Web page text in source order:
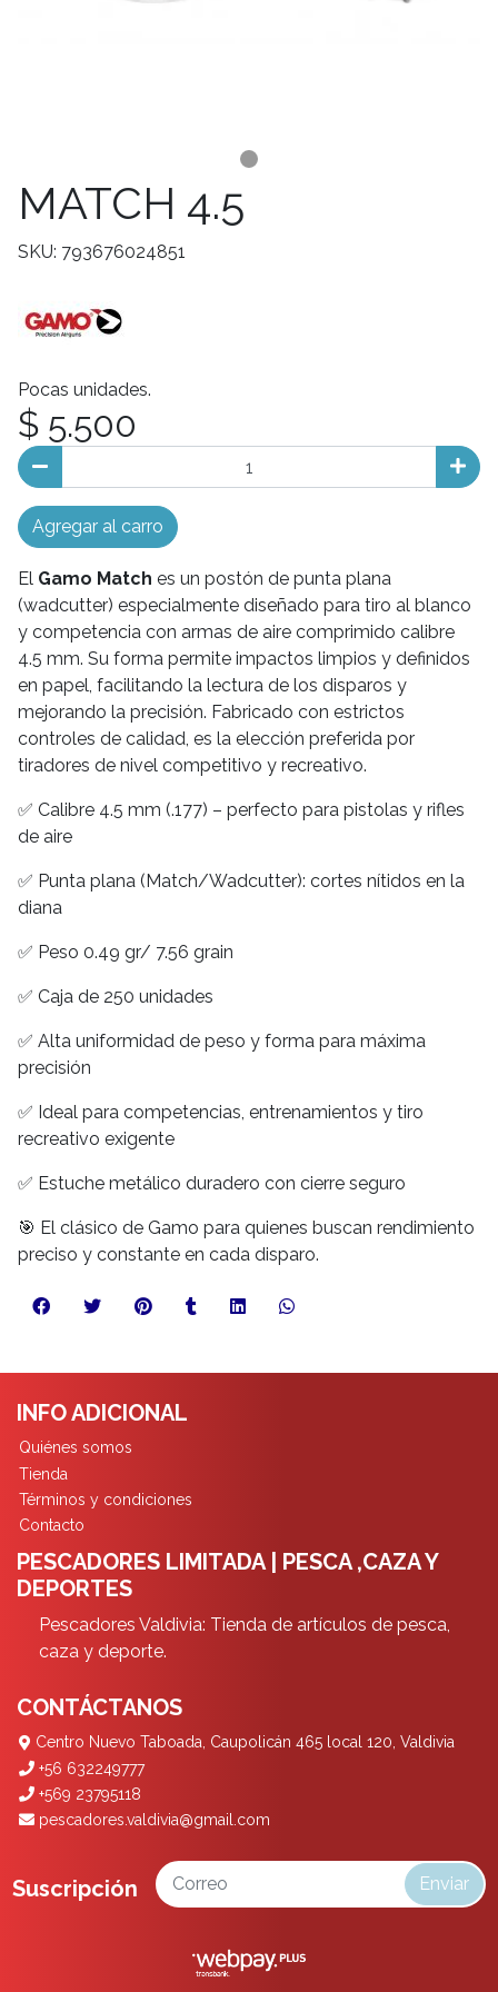
MATCH 4.5
SKU: 793676024851
Pocas unidades.
$ 5.500
Agregar al carro
El Gamo Match es un postón de punta plana
(wadcutter) especialmente diseñado para tiro al blanco
y competencia con armas de aire comprimido calibre
4.5 mm. Su forma permite impactos limpios y definidos
en papel, facilitando la lectura de los disparos y
mejorando la precisión. Fabricado con estrictos
controles de calidad, es la elección preferida por
tiradores de nivel competitivo y recreativo.
✅ Calibre 4.5 mm (.177) – perfecto para pistolas y rifles
de aire
✅ Punta plana (Match/Wadcutter): cortes nítidos en la
diana
✅ Peso 0.49 gr/ 7.56 grain
✅ Caja de 250 unidades
✅ Alta uniformidad de peso y forma para máxima
precisión
✅ Ideal para competencias, entrenamientos y tiro
recreativo exigente
✅ Estuche metálico duradero con cierre seguro
🎯 El clásico de Gamo para quienes buscan rendimiento
preciso y constante en cada disparo.
INFO ADICIONAL
Quiénes somos
Tienda
Términos y condiciones
Contacto
PESCADORES LIMITADA | PESCA ,CAZA Y
DEPORTES
Pescadores Valdivia: Tienda de artículos de pesca,
caza y deporte.
CONTÁCTANOS
Centro Nuevo Taboada, Caupolicán 465 local 120, Valdivia
+56 632249777
+569 23795118
pescadores.valdivia@gmail.com
Suscripción Enviar